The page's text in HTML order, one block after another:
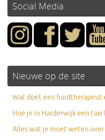
Social Media
Nieuwe op de site
Wat doet een huidtherapeut
Hoe je in Harderwijk een
Alles wat je moet weten